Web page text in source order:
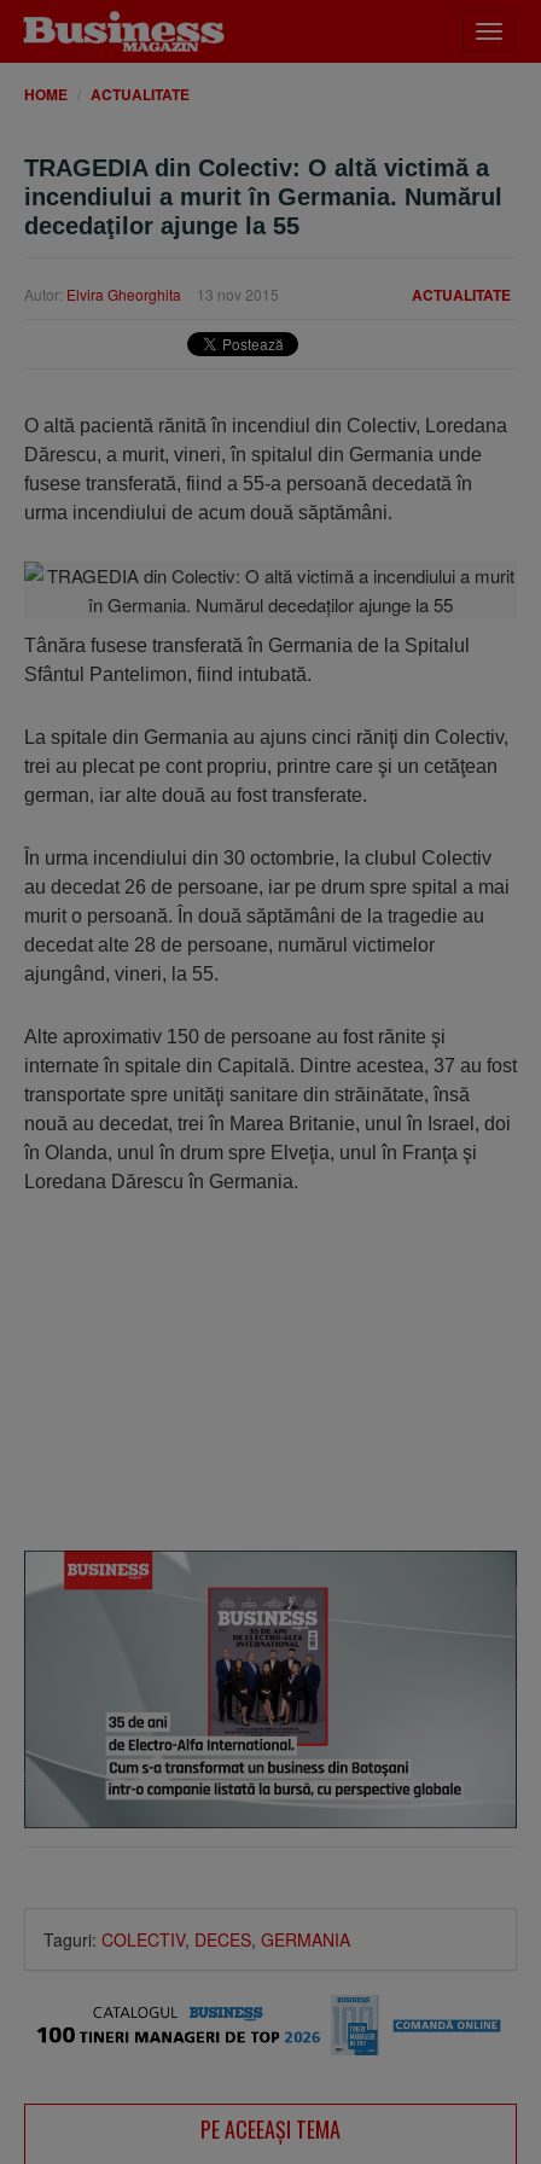
meniu
HOME ACTUALITATE
TRAGEDIA din Colectiv: O altă victimă a
incendiului a murit în Germania. Numărul
decedaţilor ajunge la 55
ACTUALITATE
Autor: Elvira Gheorghita 13 nov 2015
O altă pacientă rănită în incendiul din Colectiv, Loredana
Dărescu, a murit, vineri, în spitalul din Germania unde
fusese transferată, fiind a 55-a persoană decedată în
urma incendiului de acum două săptămâni.
Tânăra fusese transferată în Germania de la Spitalul
Sfântul Pantelimon, fiind intubată.
La spitale din Germania au ajuns cinci răniţi din Colectiv,
trei au plecat pe cont propriu, printre care şi un cetăţean
german, iar alte două au fost transferate.
În urma incendiului din 30 octombrie, la clubul Colectiv
au decedat 26 de persoane, iar pe drum spre spital a mai
murit o persoană. În două săptămâni de la tragedie au
decedat alte 28 de persoane, numărul victimelor
ajungând, vineri, la 55.
Alte aproximativ 150 de persoane au fost rănite şi
internate în spitale din Capitală. Dintre acestea, 37 au fost
transportate spre unităţi sanitare din străinătate, însă
nouă au decedat, trei în Marea Britanie, unul în Israel, doi
în Olanda, unul în drum spre Elveţia, unul în Franţa şi
Loredana Dărescu în Germania.
Taguri: COLECTIV, DECES, GERMANIA
PE ACEEAŞI TEMA